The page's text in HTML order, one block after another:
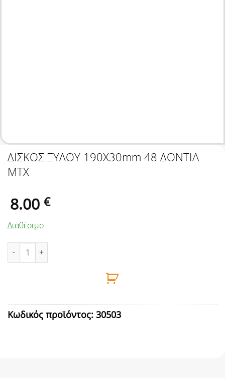
ΔΙΣΚΟΣ ΞΥΛΟΥ 190Χ30mm 48 ΔΟΝΤΙΑ
MTX
8.00 €
Διαθέσιμο
ΔΙΣΚΟΣ ΞΥΛΟΥ 190Χ30mm 48 ΔΟΝΤΙΑ MTX ποσότητα
Κωδικός προϊόντος: 30503